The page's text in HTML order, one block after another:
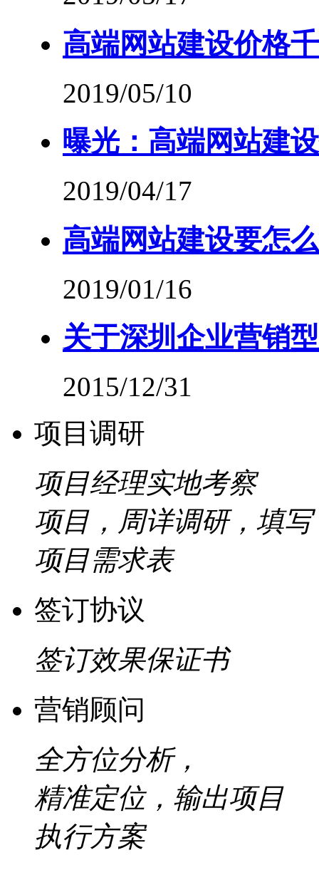
高端网站建设价格
2019/05/10
曝光：高端网站建
2019/04/17
高端网站建设要怎
2019/01/16
关于深圳企业营销
2015/12/31
项目调研
项目经理实地考察
项目，周详调研，填写
项目需求表
签订协议
签订效果保证书
营销顾问
全方位分析，
精准定位，输出项目
执行方案